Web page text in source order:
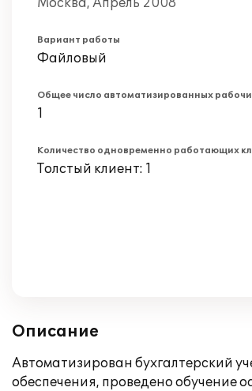
Москва, Апрель 2008
Вариант работы
Файловый
Общее число автоматизированных
1
Количество одновременно работающих
Толстый клиент: 1
Описание
Автоматизирован бухгалтерский
обеспечения, проведено обучение